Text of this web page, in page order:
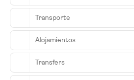
Transporte
Alojamientos
Transfers